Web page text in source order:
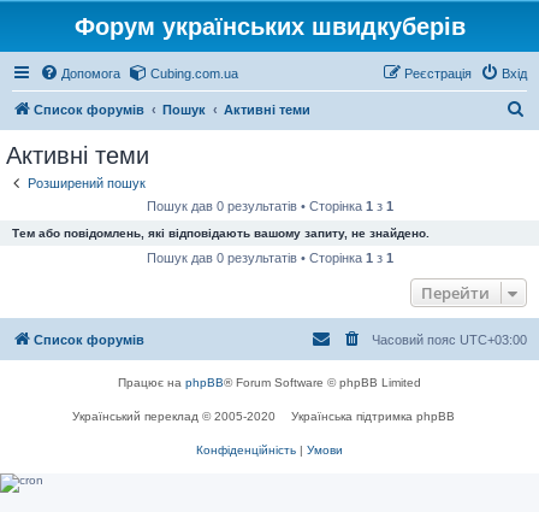
Форум українських швидкуберів
Допомога Cubing.com.ua Вхід
Реєстрація
Список форумів Пошук Активні теми
Активні теми
Розширений пошук
Пошук дав 0 результатів • Сторінка 1 з 1
Тем або повідомлень, які відповідають вашому запиту, не знайдено.
Пошук дав 0 результатів • Сторінка 1 з 1
Перейти
Список форумів Часовий пояс UTC+03:00
Працює на phpBB® Forum Software © phpBB Limited
Український переклад © 2005-2020 Українська підтримка phpBB
Конфіденційність | Умови